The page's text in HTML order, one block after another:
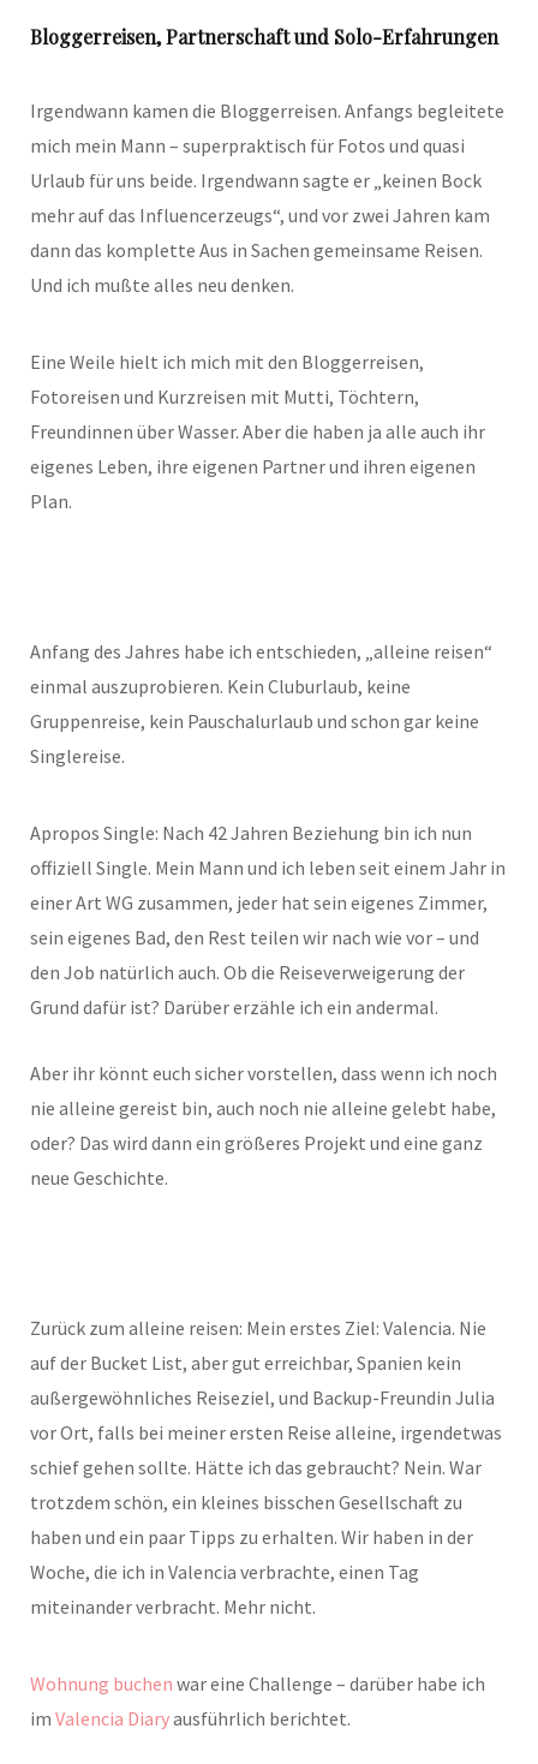
Bloggerreisen, Partnerschaft und Solo-Erfahrungen
Irgendwann kamen die Bloggerreisen. Anfangs begleitete
mich mein Mann – superpraktisch für Fotos und quasi
Urlaub für uns beide. Irgendwann sagte er „keinen Bock
mehr auf das Influencerzeugs“, und vor zwei Jahren kam
dann das komplette Aus in Sachen gemeinsame Reisen.
Und ich mußte alles neu denken.
Eine Weile hielt ich mich mit den Bloggerreisen,
Fotoreisen und Kurzreisen mit Mutti, Töchtern,
Freundinnen über Wasser. Aber die haben ja alle auch ihr
eigenes Leben, ihre eigenen Partner und ihren eigenen
Plan.
Anfang des Jahres habe ich entschieden, „alleine reisen“
einmal auszuprobieren. Kein Cluburlaub, keine
Gruppenreise, kein Pauschalurlaub und schon gar keine
Singlereise.
Apropos Single: Nach 42 Jahren Beziehung bin ich nun
offiziell Single. Mein Mann und ich leben seit einem Jahr in
einer Art WG zusammen, jeder hat sein eigenes Zimmer,
sein eigenes Bad, den Rest teilen wir nach wie vor – und
den Job natürlich auch. Ob die Reiseverweigerung der
Grund dafür ist? Darüber erzähle ich ein andermal.
Aber ihr könnt euch sicher vorstellen, dass wenn ich noch
nie alleine gereist bin, auch noch nie alleine gelebt habe,
oder? Das wird dann ein größeres Projekt und eine ganz
neue Geschichte.
Zurück zum alleine reisen: Mein erstes Ziel: Valencia. Nie
auf der Bucket List, aber gut erreichbar, Spanien kein
außergewöhnliches Reiseziel, und Backup-Freundin Julia
vor Ort, falls bei meiner ersten Reise alleine, irgendetwas
schief gehen sollte. Hätte ich das gebraucht? Nein. War
trotzdem schön, ein kleines bisschen Gesellschaft zu
haben und ein paar Tipps zu erhalten. Wir haben in der
Woche, die ich in Valencia verbrachte, einen Tag
miteinander verbracht. Mehr nicht.
Wohnung buchen war eine Challenge – darüber habe ich
im Valencia Diaryausführlich berichtet.